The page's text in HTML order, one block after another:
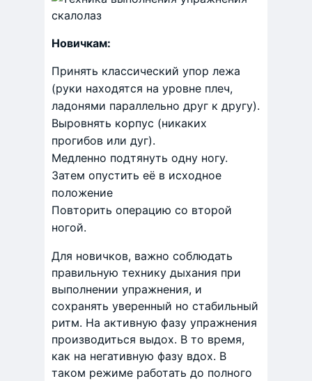
Новичкам:
Принять классический упор лежа
(руки находятся на уровне плеч,
ладонями параллельно друг к другу).
Выровнять корпус (никаких
прогибов или дуг).
Медленно подтянуть одну ногу.
Затем опустить её в исходное
положение
Повторить операцию со второй
ногой.
Для новичков, важно соблюдать
правильную технику дыхания при
выполнении упражнения, и
сохранять уверенный но стабильный
ритм. На активную фазу упражнения
производиться выдох. В то время,
как на негативную фазу вдох. В
таком режиме работать до полного